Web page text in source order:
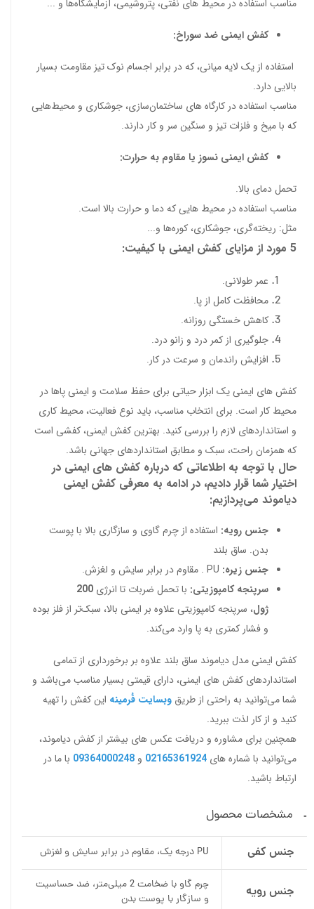
مناسب استفاده در محیط های نفتی، پتروشیمی، آزمایشگاه‌ها و ...
کفش ایمنی ضد سوراخ:
استفاده از یک لایه میانی، که در برابر اجسام نوک تیز مقاومت بسیار
بالایی دارد.
مناسب استفاده در کارگاه های ساختمان‌سازی، جوشکاری و محیط‌هایی
که با میخ و فلزات تیز و سنگین سر و کار دارند.
کفش ایمنی نسوز یا مقاوم به حرارت:
تحمل دمای بالا.
مناسب استفاده در محیط هایی که دما و حرارت بالا است.
مثل: ریخته‌گری، جوشکاری، کوره‌ها و...
5 مورد از مزایای کفش ایمنی با کیفیت:
عمر طولانی.
محافظت کامل از پا.
کاهش خستگی روزانه.
جلوگیری از کمر درد و زانو درد.
افزایش راندمان و سرعت در کار.
کفش های ایمنی یک ابزار حیاتی برای حفظ سلامت و ایمنی پاها در
محیط کار است. برای انتخاب مناسب، باید نوع فعالیت، محیط کاری
و استانداردهای لازم را بررسی کنید. بهترین کفش ایمنی، کفشی است
که همزمان راحت، سبک و مطابق استانداردهای جهانی باشد.
حال با توجه به اطلاعاتی که درباره کفش های ایمنی در
اختیار شما قرار دادیم، در ادامه به معرفی کفش ایمنی
دیاموند می‌پردازیم:
جنس رویه: استفاده از چرم گاوی و سازگاری بالا با پوست
بدن. ساق بلند
جنس زیره:
سرپنجه کامپوزیتی: با تحمل ضربات تا انرژی200
ژول، سرپنجه کامپوزیتی علاوه بر ایمنی بالا، سبک‌تر از فلز بوده
و فشار کمتری به پا وارد می‌کند.
کفش ایمنی مدل دیاموند ساق بلند علاوه بر برخورداری از تمامی
استانداردهای کفش های ایمنی، دارای قیمتی بسیار مناسب می‌باشد و
شما می‌توانید به راحتی از طریقوبسایت فُرمینه این کفش را تهیه
کنید و از کار لذت ببرید.
همچنین برای مشاوره و دریافت عکس های بیشتر از کفش دیاموند،
می‌توانید با شماره های02165361924 و09364000248 با ما در
ارتباط باشید.
مشخصات محصول
جنس کفی PU درجه یک، مقاوم در برابر سایش و لغزش
جنس رویه
چرم گاو با ضخامت 2 میلی‌متر، ضد حساسیت
و سازگار با پوست بدن